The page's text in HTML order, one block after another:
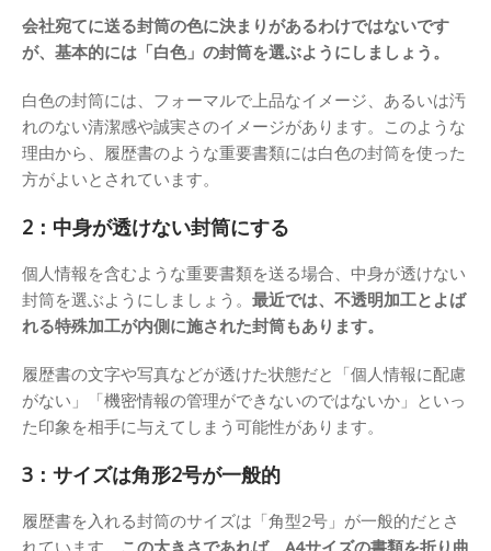
会社宛てに送る封筒の色に決まりがあるわけではないです
が、基本的には「白色」の封筒を選ぶようにしましょう。
白色の封筒には、フォーマルで上品なイメージ、あるいは汚
れのない清潔感や誠実さのイメージがあります。このような
理由から、履歴書のような重要書類には白色の封筒を使った
方がよいとされています。
2：中身が透けない封筒にする
個人情報を含むような重要書類を送る場合、中身が透けない
封筒を選ぶようにしましょう。 最近では、不透明加工とよば
れる特殊加工が内側に施された封筒もあります。
履歴書の文字や写真などが透けた状態だと「個人情報に配慮
がない」「機密情報の管理ができないのではないか」といっ
た印象を相手に与えてしまう可能性があります。
3：サイズは角形2号が一般的
履歴書を入れる封筒のサイズは「角型2号」が一般的だとさ